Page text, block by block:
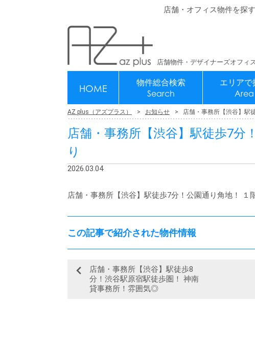
店舗物件・デザイナーズオフィ
店舗・オフィス物件を探す
HOME
物件総合検索
Search
エリアで
Area
AZ plus（アズプラス） お知らせ 店舗・事務所【渋谷】駅
店舗・事務所【渋谷】駅徒歩7分
り
2026.03.04
店舗・事務所【渋谷】駅徒歩7分！公園通り角地！ １
この記事で紹介された物件情報
店舗・事務所【渋谷】駅徒歩8
分！渋谷駅原宿駅徒歩圏！ 神南
貸事務所！雰囲気◎